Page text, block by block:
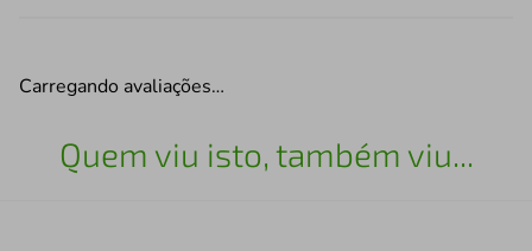
Carregando avaliações…
Quem viu isto, também viu...